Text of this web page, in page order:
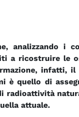
analizzando i
a ricostruire le
infatti, il
è quello di
radioattività
attuale.